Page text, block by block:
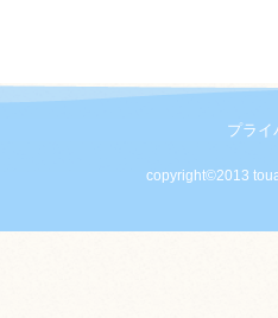
プライ
copyright©2013